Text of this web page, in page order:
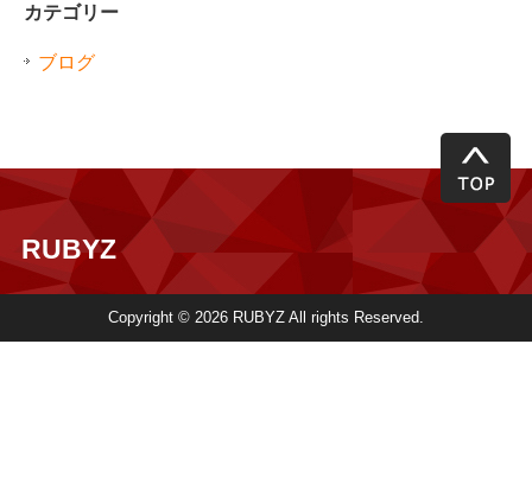
カテゴリー
ブログ
RUBYZ
Copyright © 2026 RUBYZ All rights Reserved.